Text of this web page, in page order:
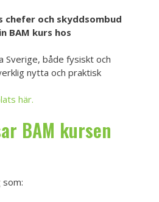
chefer och skyddsombud
BAM kurs hos
Sverige, både fysiskt och
nytta och praktisk
här.
BAM kursen
som: